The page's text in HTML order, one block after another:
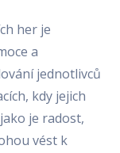
her je
a
jednotlivců
kdy jejich
je radost,
vést k